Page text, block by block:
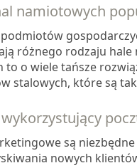
namiotowych
różnego rodzaju hale
to o wiele tańsze
stalowych, które są
są
nowych